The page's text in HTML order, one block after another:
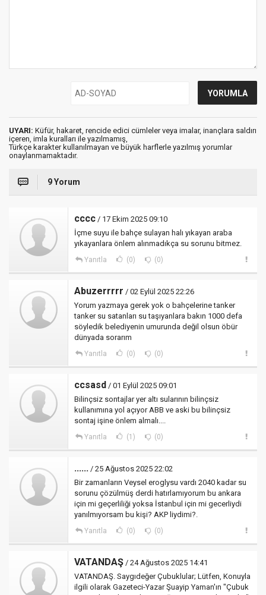
UYARI: Küfür, hakaret, rencide edici cümleler veya imalar, inançlara saldırı
içeren, imla kuralları ile yazılmamış,
Türkçe karakter kullanılmayan ve büyük harflerle yazılmış yorumlar
onaylanmamaktadır.
9 Yorum
cccc / 17 Ekim 2025 09:10
İçme suyu ile bahçe sulayan halı yıkayan araba
yıkayanlara önlem alınmadıkça su sorunu bitmez.
Yanıtla (0) (0)
Abuzerrrrr / 02 Eylül 2025 22:26
Yorum yazmaya gerek yok o bahçelerine tanker
tanker su satanları su taşıyanlara bakın 1000 defa
söyledik belediyenin umurunda değil olsun öbür
dünyada sorarım
Yanıtla (0) (0)
ccsasd / 01 Eylül 2025 09:01
Bilinçsiz sontajlar yer altı sularının bilinçsiz
kullanımına yol açıyor ABB ve aski bu bilinçsiz
sontaj işine önlem almalı....
Yanıtla (1) (0)
...... / 25 Ağustos 2025 22:02
Bir zamanların Veysel eroglysu vardı 2040 kadar su
sorunu çözülmüş derdi hatırlamıyorum bu ankara
için mi geçerliliği yoksa İstanbul için mi gecerliydi
yanılmıyorsam bu kişi? AKP liydimi?.
Yanıtla (0) (0)
VATANDAŞ / 24 Ağustos 2025 14:41
VATANDAŞ. Saygıdeğer Çubuklular; Lütfen, Konuyla
ilgili olarak Gazeteci-Yazar Şuayip Yaman'ın "Çubuk